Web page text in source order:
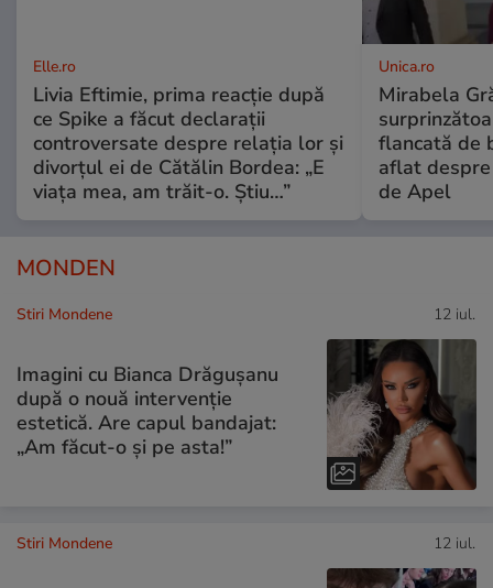
Elle.ro
Livia Eftimie, prima reacție după
ce Spike a făcut declarații
controversate despre relația lor și
divorțul ei de Cătălin Bordea: „E
viața mea, am trăit-o. Știu…”
Unica.ro
Mirabela
flancată de
aflat
de Apel
MONDEN
Stiri Mondene 12 iul.
Imagini cu Bianca Drăgușanu
după o nouă intervenție
estetică. Are capul bandajat:
„Am făcut-o și pe asta!”
Stiri Mondene 12 iul.